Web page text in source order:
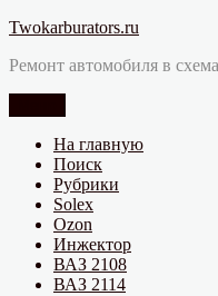
Перейти
содержимому
Twokarburators.ru
Ремонт автомобиля в
На главную
Поиск
Рубрики
Solex
Ozon
Инжектор
ВАЗ 2108
ВАЗ 2114